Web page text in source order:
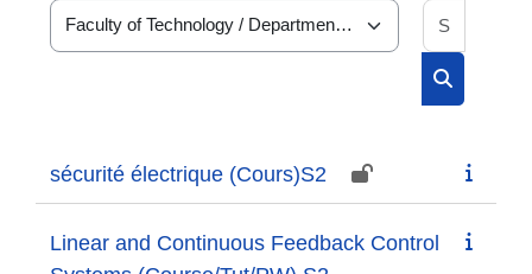
Course categories
sécurité électrique (Cours)S2
Linear and Continuous Feedback Control